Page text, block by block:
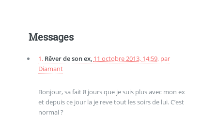
Messages
1. Rêver de son ex, 11 octobre 2013, 14:59, par
Diamant
Bonjour, sa fait 8 jours que je suis plus avec mon ex
et depuis ce jour la je reve tout les soirs de lui. C’est
normal ?